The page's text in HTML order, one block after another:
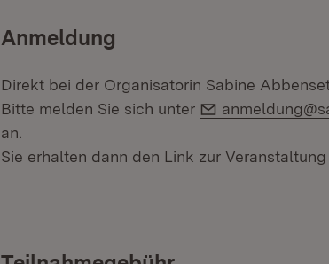
Anmeldung
Direkt bei der Organisatorin Sabine
Bitte melden Sie sich unter
E-Mail:
an.
Sie erhalten dann den Link zur Veranstaltung